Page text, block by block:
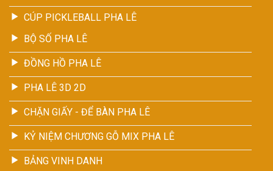
CÚP PICKLEBALL PHA LÊ
BỘ SỐ PHA LÊ
ĐỒNG HỒ PHA LÊ
PHA LÊ 3D 2D
CHẶN GIẤY - ĐỂ BÀN PHA LÊ
KỶ NIỆM CHƯƠNG GỖ MIX PHA LÊ
BẢNG VINH DANH